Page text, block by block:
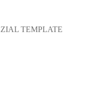
TEMPLATE